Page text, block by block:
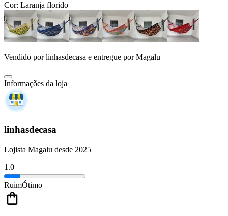
Cor: Laranja florido
Vendido porlinhasdecasa e entregue por Magalu
Informações da loja
linhasdecasa
Lojista Magalu desde 2025
1.0
RuimÓtimo